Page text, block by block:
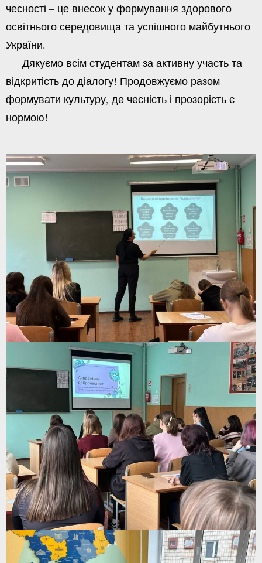
чесності – це внесок у формування здорового
освітнього середовища та успішного майбутнього
України.
Дякуємо всім студентам за активну участь та
відкритість до діалогу! Продовжуємо разом
формувати культуру, де чесність і прозорість є
нормою!